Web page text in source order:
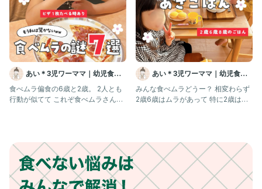
あい＊3児ワーママ｜幼児食｜
コープ
食べムラ偏食の6歳と2歳。 2人とも
行動が似てて これぞ食べムラさんの
あい＊3児ワーママ｜幼児食｜
コープ
みんな食べムラどうー？ 相変わらず
2歳6歳はムラがあって 特に2歳は朝